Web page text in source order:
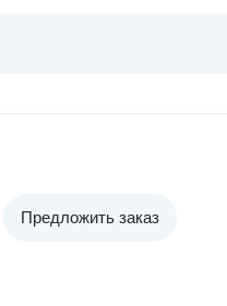
Предложить заказ